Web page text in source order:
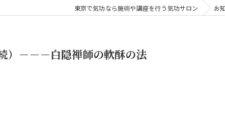
東京で気功なら施術や講座を行う気功サロン お
）－－－白隠禅師の軟酥の法